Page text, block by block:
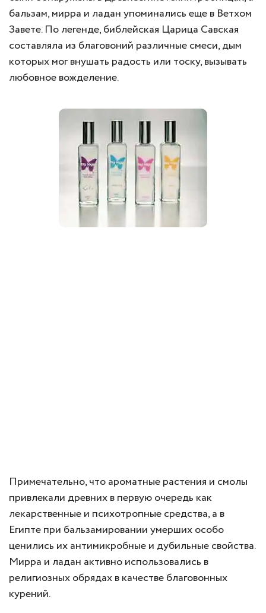
бальзам, мирра и ладан упоминались еще в Ветхом
Завете. По легенде, библейская Царица Савская
составляла из благовоний различные смеси, дым
которых мог внушать радость или тоску, вызывать
любовное вожделение.
Примечательно, что ароматные растения и смолы
привлекали древних в первую очередь как
лекарственные и психотропные средства, а в
Египте при бальзамировании умерших особо
ценились их антимикробные и дубильные свойства.
Мирра и ладан активно использовались в
религиозных обрядах в качестве благовонных
курений.